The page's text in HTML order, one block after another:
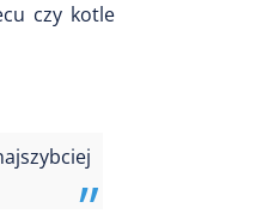
czy kotle